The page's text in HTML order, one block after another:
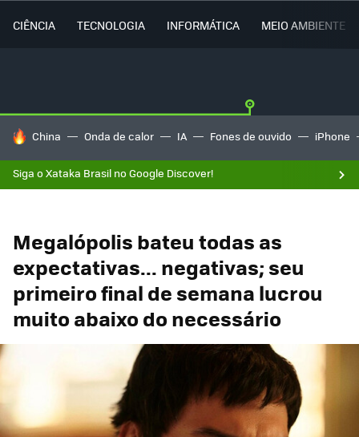
CIÊNCIA TECNOLOGIA INFORMÁTICA MEIO AMBIENTE
TENDÊNCIAS DO DIA
China Onda de calor IA Fones de ouvido iPhone
Siga o Xataka Brasil no Google Discover!
Megalópolis bateu todas as
expectativas... negativas; seu
primeiro final de semana lucrou
muito abaixo do necessário